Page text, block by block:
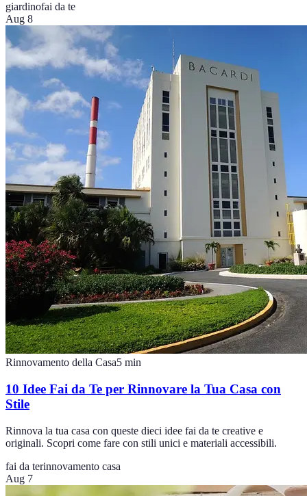
giardinofai da te
Aug 8
Rinnovamento della Casa5 min
10 Idee Fai da Te per Rinnovare la Tua Casa con
Stile
Rinnova la tua casa con queste dieci idee fai da te creative e
originali. Scopri come fare con stili unici e materiali accessibili.
fai da terinnovamento casa
Aug 7